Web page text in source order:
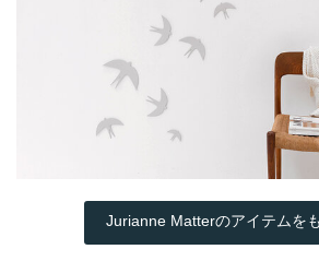
Jurianne Matterのアイテムを